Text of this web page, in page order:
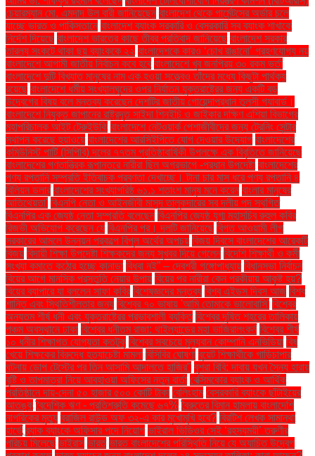
চেয়ারম্যান মো. এমদাদ উল বারী জানিয়েছেন বাংলাদেশ থেকে গার্মেন্টসের অর্ডার চলে
যাচ্ছে ভারত ও পাকিস্তানে বাংলাদেশ ব্যাংক সরকারি ও বেসরকারি সব ব্যাংক শাখাকে
নির্দেশ দিয়েছে বাংলাদেশ ভারতের কাছে তীব্র প্রতিবাদ জানিয়েছে বাংলাদেশ সরকার
তারল্য সংকটে থাকা ছয় ব্যাংককে ২২ বাংলাদেশকে কারও ‘চোখ রাঙানো’ গ্রহণযোগ্য নয়
বাংলাদেশে আগামী জাতীয় নির্বাচন কবে হবে বাংলাদেশে খুব জনপ্রিয় ৩০ রকম ভর্তা
বাংলাদেশে দুটি বিখ্যাত মানুষের নাম এক হওয়া সত্ত্বেও তাঁদের মধ্যে কিছুটা পার্থক্য
রয়েছে বাংলাদেশে ধর্মীয় সংখ্যালঘুদের ওপর নির্যাতন যুক্তরাষ্ট্রের জন্য একটি বড়
উদ্বেগের বিষয় বলে মন্তব্য করেছেন দেশটির জাতীয় গোয়েন্দাপ্রধান তুলসী গ্যাবার্ড।
বাংলাদেশে নিযুক্ত জাপানের রাষ্ট্রদূত সাইদা শিনইচি ও জাইকার দক্ষিণ এশিয়া বিভাগের
মহাপরিচালক আইট টেরুইউকি বাংলাদেশে নেটওয়ার্ক পেশাজীবীদের জন্য ট্রেনিং সেন্টার
স্থাপন করেছে হুয়াওয়ে বাংলাদেশের আরসিইপিতে যোগ দেওয়ার উদ্যোগ বাংলাদেশের
কমিউনিস্ট পার্টি (সিপিবি) দলের ৭৭তম প্রতিষ্ঠাবার্ষিকী উপলক্ষে এক বিবৃতিতে জানিয়েছে
বাংলাদেশের গণতান্ত্রিক রূপান্তরে নারীরা ছিল অগ্রভাগে -প্রধান উপদেষ্টা বাংলাদেশের
পণ্য রপ্তানি সম্প্রতি ইতিবাচক প্রবণতা দেখাচ্ছে। টানা চার মাস ধরে পণ্য রপ্তানি ৪
বিলিয়ন ডলার বাংলাদেশের সংখ্যাগরিষ্ঠ ৬১.১ শতাংশ মানুষ মনে করেন বাংলার মানুষের
আতিথেয়তা' বিএনপি নেতা ও আইনজীবী মাসুদ তালুকদারের সব দলীয় পদ স্থগিত
বিএনপির এক জ্যেষ্ঠ নেতা সম্প্রতি বলেছেন বিএনপির জ্যেষ্ঠ যুগ্ম মহাসচিব রুহুল কবির
রিজভী অভিযোগ করেছেন যে বিএনপির পর। দলটি জানিয়েছে বিগত আওয়ামী লীগ
সরকারের আমলে উন্নয়ন প্রকল্পে বিপুল অর্থের অপচয় বিজয় দিবসে বাংলাদেশের আরেকটি
বিজয় বিদায়ী শিক্ষা উপদেষ্টা শিক্ষকদের জন্য সুখবর দিয়ে গেলেন বিদেশি শিক্ষার্থী ও কর্মী
সংখ্যা কমাতে কঠোর হচ্ছে কানাডা বিধবা নই” – দেবশ্রী গঙ্গোপাধ্যায় বিধানসভা নির্বাচন
বিয়ের আগে মানসিক প্রস্তুতি নেয়ার উপায় বিয়ের পর নারীরা কেন পরকীয়ায় আকৃষ্ট হয়?
বিয়ের ব্যাপারে যা বললেন সাফা কবির বিশেষজ্ঞদের মন্তব্য বিশ্ব এইডস দিবস আজ বিশ্ব
শান্তি এবং স্থিতিশীলতার জন্য বিশ্বের ৭০ ভাষায় 'আমি তোমাকে ভালোবাসি' বিশ্বের
অন্যতম শীর্ষ ধনী এবং যুক্তরাষ্ট্রের প্রভাবশালী ব্যক্তি বিশ্বের দূষিত শহরের তালিকায়
পঞ্চম অবস্থানে ঢাকা বিশ্বের ধনীতম রাজা: থাইল্যান্ডের মহা ভাজিরালংকর্ন বিশ্বের শীর্ষ
১০ ধনীর শিক্ষাগত যোগ্যতা কতটুকু বিশ্বের সবচেয়ে মূল্যবান কোম্পানি এনভিডিয়া বিষ
খেয়ে শিক্ষকের বিরুদ্ধে হত্যাচেষ্টা মামলা বিসিবির ঘোষণা বুয়েট শিক্ষার্থীকে গাড়িচাপার
ঘটনায় ডোপ টেস্টের পর তিন আসামি আদালতে হাজির" বুশরা বিবি: দাবায় যখন সৈন্য হারায়
বৃষ্টি ও তাপমাত্রা নিয়ে আবহাওয়া অফিসের নতুন বার্তা বেক্সিমকোর ব্যাংক ও আর্থিক
প্রতিষ্ঠানে দায়-দেনা ৫০ হাজার ৫০০ কোটি টাকা বেলিংহাম বেসরকারি ব্যাংকে ছাঁটাইয়ের
আতঙ্ক বৈদেশিক ঋণ - প্রতিশ্রুতি কমেছে ৬৭% বৈরুতের বিমান হামলায় বাংলাদেশি
নাগরিকের মৃত্যু ব্রাজিল রাউন্ড অফ ৩২-এ কার মুখোমুখি হবে? ব্রিটিশ লেখক সামান্থা
হার্ভে ব্র্যাক ব্যাংকে অফিসার পদে নিয়োগ ভাইরাল ভিডিওর সেই ‘রহস্যময়ী’ তরুণীর
পরিচয় মিলেছে ভাইরাস ভারত ভারত বাংলাদেশের পরিস্থিতি নিয়ে যে অযাচিত উদ্বেগ